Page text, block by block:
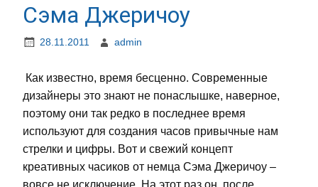
Сэма Джеричоу
28.11.2011 admin
Как известно, время бесценно. Современные
дизайнеры это знают не понаслышке, наверное,
поэтому они так редко в последнее время
используют для создания часов привычные нам
стрелки и цифры. Вот и свежий концепт
креативных часиков от немца Сэма Джеричоу –